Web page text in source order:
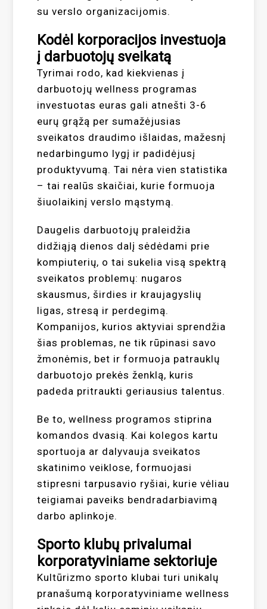
su verslo organizacijomis.
Kodėl korporacijos investuoja
į darbuotojų sveikatą
Tyrimai rodo, kad kiekvienas į
darbuotojų wellness programas
investuotas euras gali atnešti 3-6
eurų grąžą per sumažėjusias
sveikatos draudimo išlaidas, mažesnį
nedarbingumo lygį ir padidėjusį
produktyvumą. Tai nėra vien statistika
– tai realūs skaičiai, kurie formuoja
šiuolaikinį verslo mąstymą.
Daugelis darbuotojų praleidžia
didžiąją dienos dalį sėdėdami prie
kompiuterių, o tai sukelia visą spektrą
sveikatos problemų: nugaros
skausmus, širdies ir kraujagyslių
ligas, stresą ir perdegimą.
Kompanijos, kurios aktyviai sprendžia
šias problemas, ne tik rūpinasi savo
žmonėmis, bet ir formuoja patrauklų
darbuotojo prekės ženklą, kuris
padeda pritraukti geriausius talentus.
Be to, wellness programos stiprina
komandos dvasią. Kai kolegos kartu
sportuoja ar dalyvauja sveikatos
skatinimo veiklose, formuojasi
stipresni tarpusavio ryšiai, kurie vėliau
teigiamai paveiks bendradarbiavimą
darbo aplinkoje.
Sporto klubų privalumai
korporatyviniame sektoriuje
Kultūrizmo sporto klubai turi unikalų
pranašumą korporatyviniame wellness